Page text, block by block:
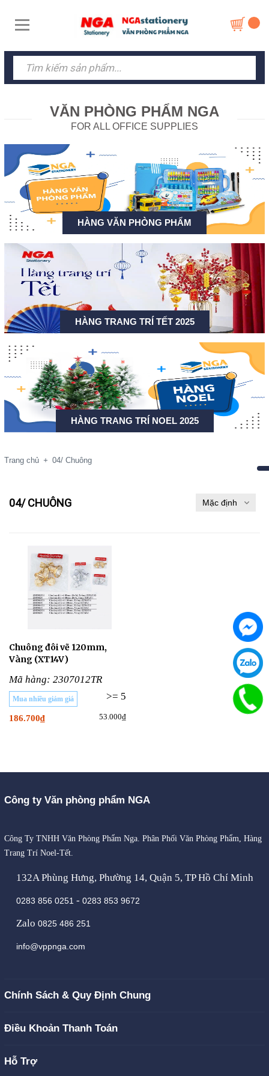
VĂN PHÒNG PHẨM NGA
FOR ALL OFFICE SUPPLIES
HÀNG VĂN PHÒNG PHẨM
HÀNG TRANG TRÍ TẾT 2025
HÀNG TRANG TRÍ NOEL 2025
Trang chủ + 04/ Chuông
04/ CHUÔNG
Chuông đôi vẽ 120mm,
Vàng (XT14V)
Mã hàng: 2307012TR
Mua nhiều giảm giá >= 5
186.700₫ 53.000₫
Công ty Văn phòng phẩm NGA
Công Ty TNHH Văn Phòng Phẩm Nga. Phân Phối Văn Phòng Phẩm, Hàng
Trang Trí Noel-Tết.
132A Phùng Hưng, Phường 14, Quận 5, TP Hồ Chí Minh
0283 856 0251 - 0283 853 9672
Zalo 0825 486 251
info@vppnga.com
Chính Sách & Quy Định Chung
Điều Khoản Thanh Toán
Hỗ Trợ